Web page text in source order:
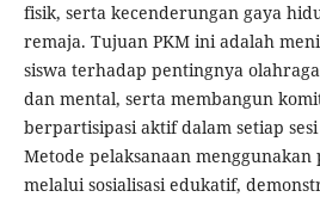
fisik, serta kecenderungan gaya
remaja. Tujuan PKM ini adalah
siswa terhadap pentingnya
dan mental, serta membangun
berpartisipasi aktif dalam setiap
Metode pelaksanaan
melalui sosialisasi edukatif,